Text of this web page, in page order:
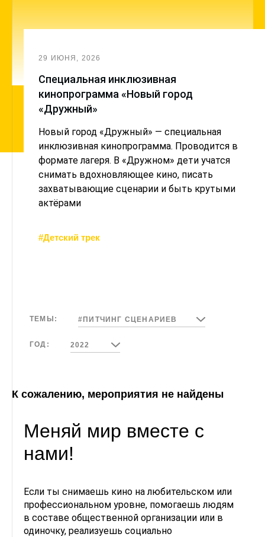
29 ИЮНЯ, 2026
Cпециальная инклюзивная
кинопрограмма «Новый город
«Дружный»
Новый город «Дружный» — специальная
инклюзивная кинопрограмма. Проводится в
формате лагеря. В «Дружном» дети учатся
снимать вдохновляющее кино, писать
захватывающие сценарии и быть крутыми
актёрами
#Детский трек
ТЕМЫ: #ПИТЧИНГ СЦЕНАРИЕВ
ГОД: 2022
К сожалению, мероприятия не найдены
Меняй мир вместе с
нами!
Если ты снимаешь кино на любительском или
профессиональном уровне, помогаешь людям
в составе общественной организации или в
одиночку, реализуешь социально